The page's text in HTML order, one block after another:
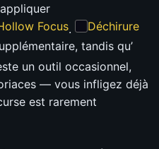
Focus.
Déchirure
tandis qu’
un outil occasionnel,
— vous infligez déjà
est rarement